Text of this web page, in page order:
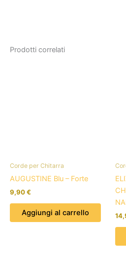
Prodotti correlati
Corde per Chitarra
AUGUSTINE Blu – Forte
9,90€
Aggiungi al carrello